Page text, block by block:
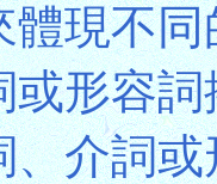
體現不
或形容
、介詞